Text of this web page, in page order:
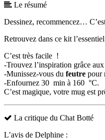
Le résumé
Dessinez, recommencez…
Retrouvez dans ce kit
C’est très facile !
-Trouvez l’inspiration grâce aux
-Munissez-vous du feutre pour
-Enfournez 30 min à 160 °C.
C’est magique, votre mug est
La critique du Chat Botté
L’avis de Delphine :